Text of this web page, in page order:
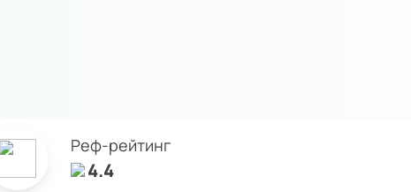
Реф-рейтинг
4.4